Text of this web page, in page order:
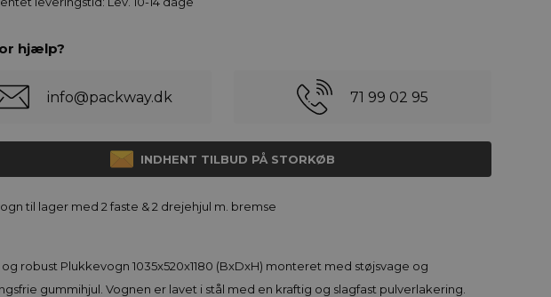
hjælp?
info@packway.dk 71 99 02 95
INDHENT TILBUD PÅ STORKØB
til lager med 2 faste & 2 drejehjul m. bremse
og robust Plukkevogn 1035x520x1180 (BxDxH) monteret med støjsvage og
gummihjul. Vognen er lavet i stål med en kraftig og slagfast pulverlakering.